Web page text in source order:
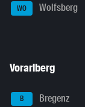
WO Wolfsberg
Vorarlberg
B Bregenz